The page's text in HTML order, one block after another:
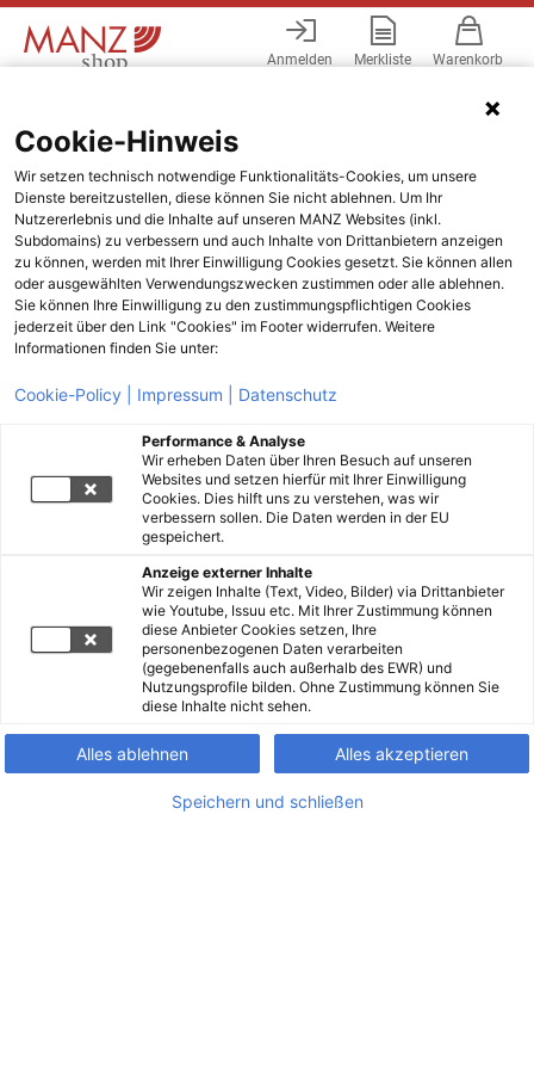
Anmelden Merkliste Warenkorb
Cookie-Hinweis
Wir setzen technisch notwendige Funktionalitäts-Cookies, um unsere
Dienste bereitzustellen, diese können Sie nicht ablehnen. Um Ihr
Nutzererlebnis und die Inhalte auf unseren MANZ Websites (inkl.
Subdomains) zu verbessern und auch Inhalte von Drittanbietern anzeigen
zu können, werden mit Ihrer Einwilligung Cookies gesetzt. Sie können allen
oder ausgewählten Verwendungszwecken zustimmen oder alle ablehnen.
Sie können Ihre Einwilligung zu den zustimmungspflichtigen Cookies
jederzeit über den Link "Cookies" im Footer widerrufen. Weitere
Informationen finden Sie unter:
Cookie-Policy | Impressum | Datenschutz
Performance & Analyse
Wir erheben Daten über Ihren Besuch auf unseren
Websites und setzen hierfür mit Ihrer Einwilligung
Cookies. Dies hilft uns zu verstehen, was wir
verbessern sollen. Die Daten werden in der EU
gespeichert.
Anzeige externer Inhalte
Wir zeigen Inhalte (Text, Video, Bilder) via Drittanbieter
wie Youtube, Issuu etc. Mit Ihrer Zustimmung können
diese Anbieter Cookies setzen, Ihre
personenbezogenen Daten verarbeiten
(gegebenenfalls auch außerhalb des EWR) und
Nutzungsprofile bilden. Ohne Zustimmung können Sie
diese Inhalte nicht sehen.
Alles ablehnen Alles akzeptieren
Speichern und schließen